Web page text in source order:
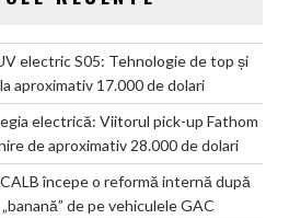
electric S05: Tehnologie de top și
aproximativ 17.000 de dolari
electrică: Viitorul pick-up Fathom
de aproximativ 28.000 de dolari
începe o reformă internă după
de pe vehiculele GAC